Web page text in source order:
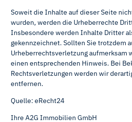
Soweit die Inhalte auf dieser Seite
wurden, werden die Urheberrechte
Insbesondere werden Inhalte Dritter
gekennzeichnet. Sollten Sie trotzdem
Urheberrechtsverletzung aufmerksam
einen entsprechenden Hinweis. Bei
Rechtsverletzungen werden wir
entfernen.
Quelle: eRecht24
Ihre A2G Immobilien GmbH